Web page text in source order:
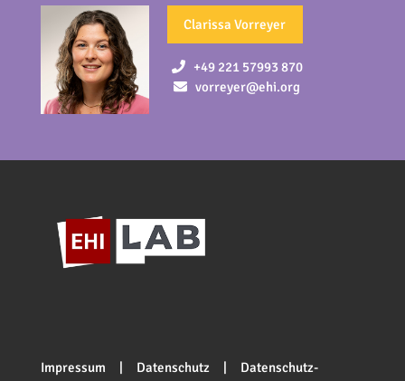
Clarissa Vorreyer
+49 221 57993 870
vorreyer@ehi.org
Impressum | Datenschutz | Datenschutz-